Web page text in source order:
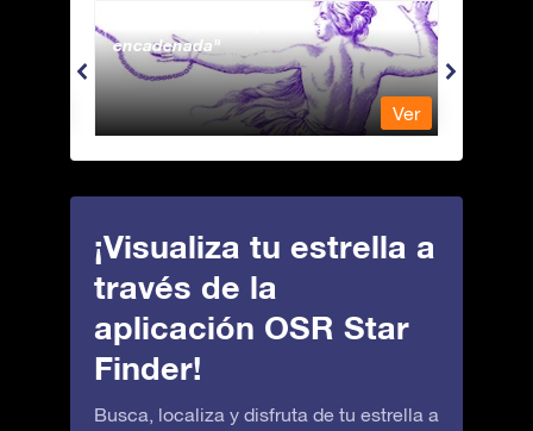
Andromeda - La princesa
encadenada
Ver
¡Visualiza tu estrella a
través de la
aplicación OSR Star
Finder!
Busca, localiza y disfruta de tu estrella a